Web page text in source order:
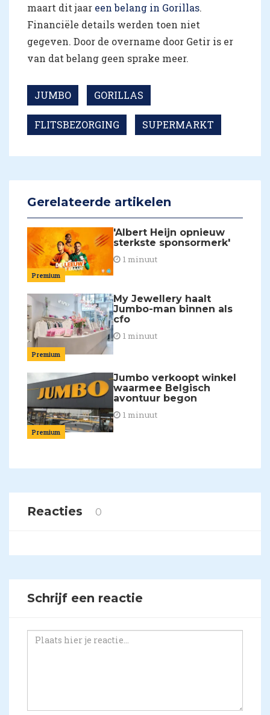
maart dit jaar een belang in Gorillas.
Financiële details werden toen niet
gegeven. Door de overname door Getir is er
van dat belang geen sprake meer.
JUMBO GORILLAS
FLITSBEZORGING SUPERMARKT
Gerelateerde artikelen
Premium
'Albert Heijn opnieuw
sterkste sponsormerk'
1 minuut
Premium
My Jewellery haalt
Jumbo-man binnen als
cfo
1 minuut
Premium
Jumbo verkoopt winkel
waarmee Belgisch
avontuur begon
1 minuut
Reacties 0
Schrijf een reactie